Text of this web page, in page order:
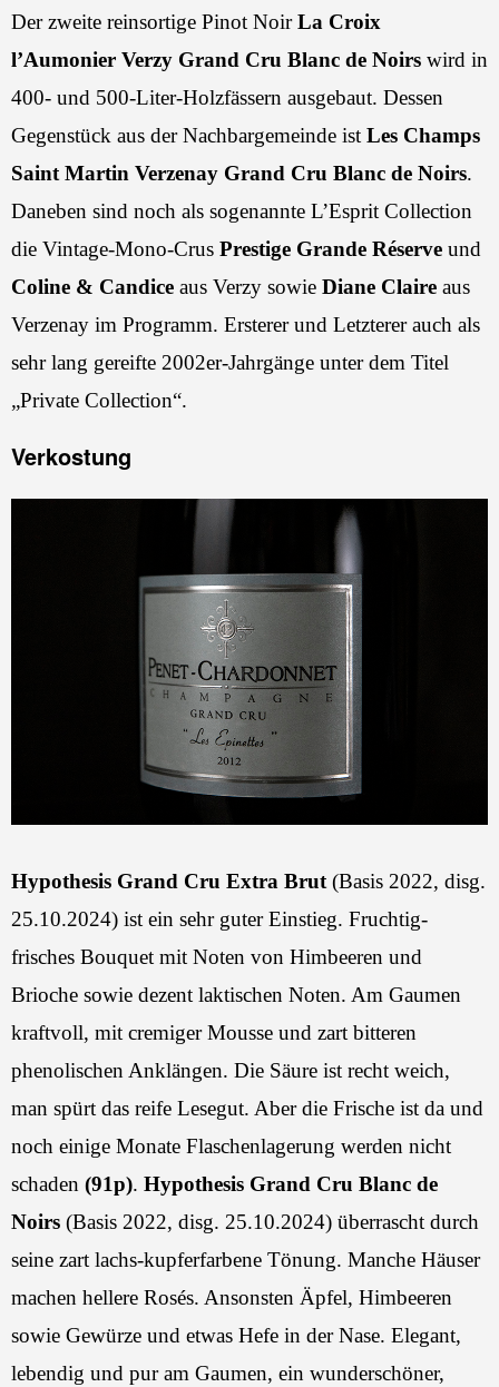
Der zweite reinsortige Pinot NoirLa Croix
l’Aumonier Verzy Grand Cru Blanc de Noirs wird in
400- und 500-Liter-Holzfässern ausgebaut. Dessen
Gegenstück aus der Nachbargemeinde ist Les Champs
Saint Martin Verzenay Grand Cru Blanc de Noirs.
Daneben sind noch als sogenannte L’Esprit Collection
die Vintage-Mono-Crus Prestige Grande Réserve und
Coline & Candice aus Verzy sowie Diane Claire aus
Verzenay im Programm. Ersterer und Letzterer auch als
sehr lang gereifte 2002er-Jahrgänge unter dem Titel
„Private Collection“.
Verkostung
Hypothesis Grand Cru Extra Brut(Basis 2022, disg.
25.10.2024) ist ein sehr guter Einstieg. Fruchtig-
frisches Bouquet mit Noten von Himbeeren und
Brioche sowie dezent laktischen Noten. Am Gaumen
kraftvoll, mit cremiger Mousse und zart bitteren
phenolischen Anklängen. Die Säure ist recht weich,
man spürt das reife Lesegut. Aber die Frische ist da und
noch einige Monate Flaschenlagerung werden nicht
schaden (91p). Hypothesis Grand Cru Blanc de
Noirs (Basis 2022, disg. 25.10.2024) überrascht durch
seine zart lachs-kupferfarbene Tönung. Manche Häuser
machen hellere Rosés. Ansonsten Äpfel, Himbeeren
sowie Gewürze und etwas Hefe in der Nase. Elegant,
lebendig und pur am Gaumen, ein wunderschöner,